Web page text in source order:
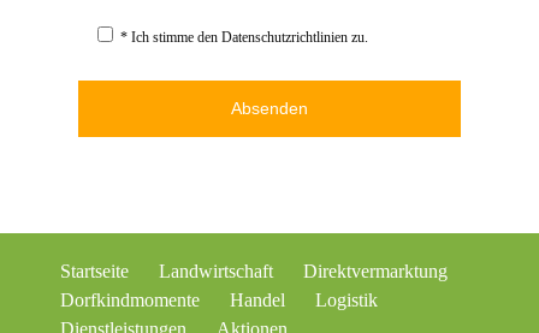
* Ich stimme den Datenschutzrichtlinien zu.
Startseite Landwirtschaft
Direktvermarktung
Dorfkindmomente
Handel
Logistik
Dienstleistungen
Aktionen